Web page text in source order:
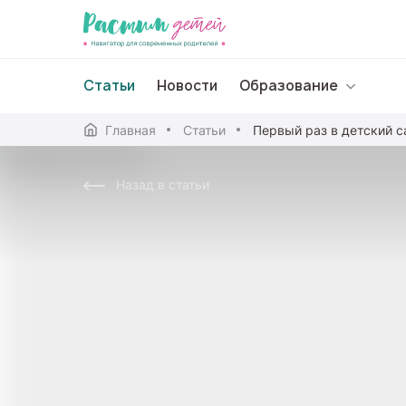
Статьи Новости Образование
Главная Статьи Первый раз в детский
Назад в статьи